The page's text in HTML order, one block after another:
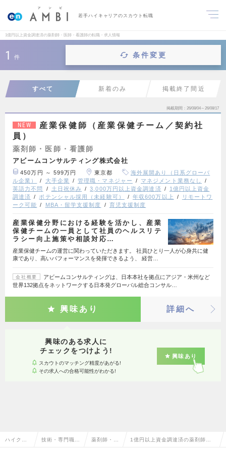
若手ハイキャリアのスカウト転職
1億円以上資金調達済の薬剤師・医師・看護師の転職・求人情報
1 件 条件変更
すべて 新着のみ 掲載終了間近
掲載期間 26/08/04～26/08/17
NEW
産業保健師（産業保健チーム／契約社
員）
薬剤師・医師・看護師
アビームコンサルティング株式会社
450万円 ～ 599万円 東京都
海外展開あり（日系グローバ
ル企業）
大手企業 管理職・マネジャー
マネジメント業務なし
英語力不問
土日祝休み 3,000万円以上資金調達済
1億円以上資金
調達済
ポテンシャル採用（未経験可） 年収600万以上
リモートワ
ーク可能
MBA・留学支援制度 育児支援制度
産業保健分野における経験を活かし、産業
保健チームの一員として社員のヘルスリテ
ラシー向上施策や相談対応…
産業保健チームの運営に関わっていただきます。 社員ひとり一人が心身共に健
康であり、高いパフォーマンスを発揮できるよう、 経営…
会社概要
アビームコンサルティングは、日本本社を拠点にアジア・米州など
世界132拠点をネットワークする日本発グローバル総合コンサル…
興味あり 詳細へ
興味のある求人に
チェックをつけよう!
スカウトのマッチング精度があがる!
その求人への合格可能性がわかる!
興味あり
ハイクラ 技術・専門職系 薬剤師・医 1億円以上資金調達済の薬剤師・